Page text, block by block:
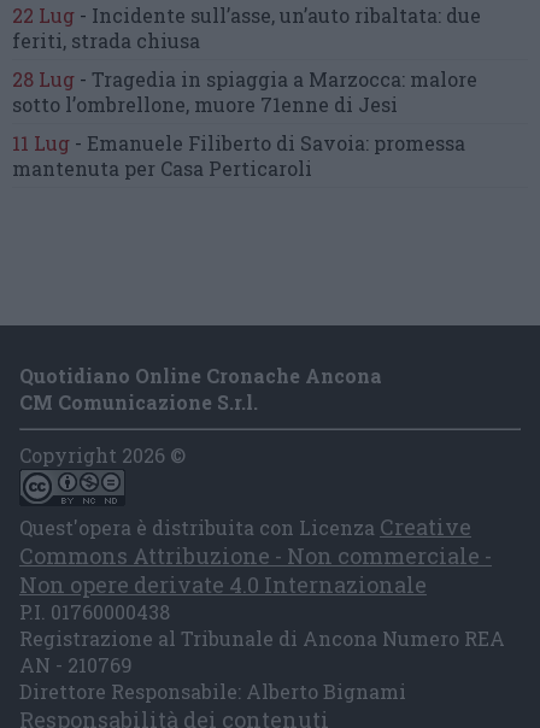
22 Lug - Incidente sull’asse, un’auto ribaltata: due
feriti, strada chiusa
28 Lug - Tragedia in spiaggia a Marzocca: malore
sotto l’ombrellone, muore 71enne di Jesi
11 Lug - Emanuele Filiberto di Savoia: promessa
mantenuta per Casa Perticaroli
Quotidiano Online Cronache Ancona
CM Comunicazione S.r.l.
Copyright 2026 ©
Quest'opera è distribuita con Licenza Creative
Commons Attribuzione - Non commerciale -
Non opere derivate 4.0 Internazionale
P.I. 01760000438
Registrazione al Tribunale di Ancona Numero REA
AN - 210769
Direttore Responsabile: Alberto Bignami
Responsabilità dei contenuti